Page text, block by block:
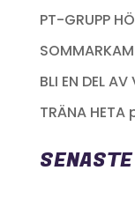
PT-GRUPP
BLI EN DEL
TRÄNA